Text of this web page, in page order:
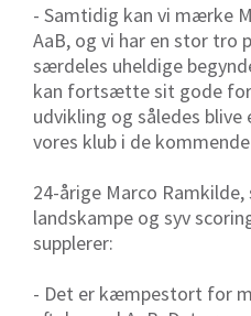
- Samtidig kan vi mærke
AaB, og vi har en stor tro
særdeles uheldige
kan fortsætte sit gode
udvikling og således
vores klub i de
24-årige Marco
landskampe og syv
supplerer:
- Det er kæmpestort for